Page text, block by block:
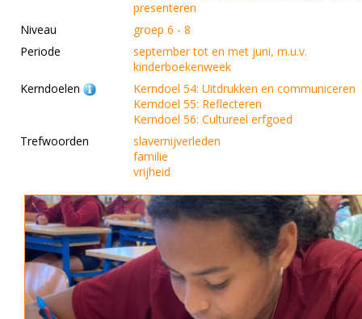
presenteren
Niveau
groep 6 - 8
Periode
september tot en met juni, m.u.v.
kinderboekenweek
Kerndoelen
Kerndoel 54: Uitdrukken en communiceren
Kerndoel 55: Reflecteren
Kerndoel 56: Cultureel erfgoed
Trefwoorden
slavernijverleden
familie
vrijheid